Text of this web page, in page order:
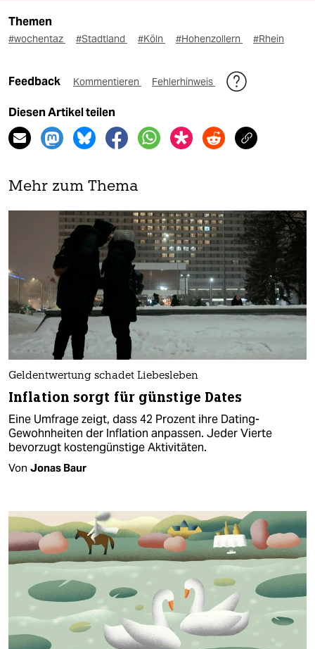
Themen
#wochentaz #Stadtland #Köln #Hohenzollern #Rhein
Feedback Kommentieren Fehlerhinweis
Diesen Artikel teilen
Mehr zum Thema
Geldentwertung schadet Liebesleben
Inflation sorgt für günstige Dates
Eine Umfrage zeigt, dass 42 Prozent ihre Dating-
Gewohnheiten der Inflation anpassen. Jeder Vierte
bevorzugt kostengünstige Aktivitäten.
Von Jonas Baur